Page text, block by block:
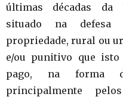
últimas décadas da
situado na defesa
propriedade, rural ou
e/ou punitivo que isto
pago, na forma
principalmente